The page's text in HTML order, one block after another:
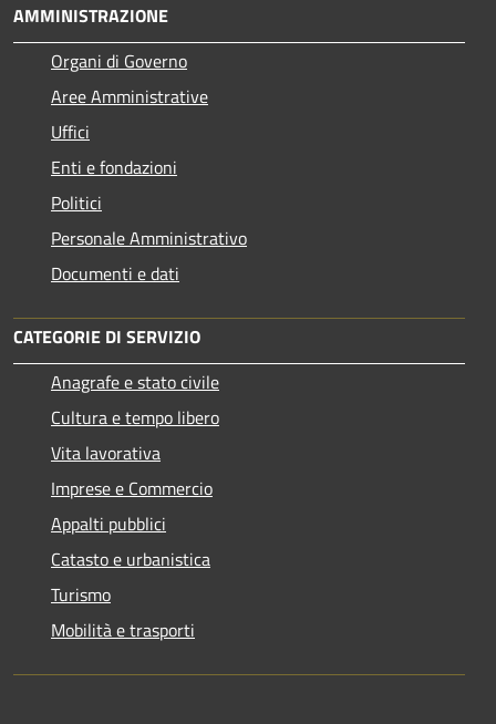
AMMINISTRAZIONE
Organi di Governo
Aree Amministrative
Uffici
Enti e fondazioni
Politici
Personale Amministrativo
Documenti e dati
CATEGORIE DI SERVIZIO
Anagrafe e stato civile
Cultura e tempo libero
Vita lavorativa
Imprese e Commercio
Appalti pubblici
Catasto e urbanistica
Turismo
Mobilità e trasporti